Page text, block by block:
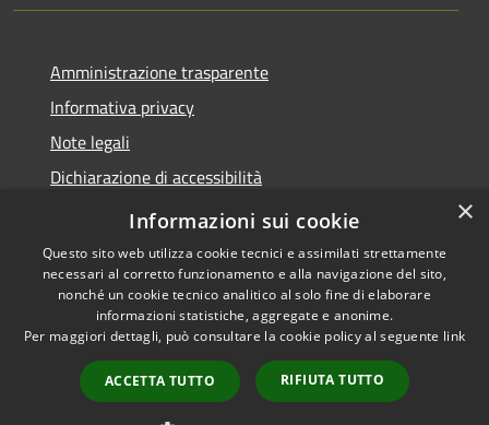
Amministrazione trasparente
Informativa privacy
Note legali
Dichiarazione di accessibilità
Privacy e protezione dei dati
Accessibilità
Copyright © 2026 • Comune di
Carini • Powered by
Municipium•
Accesso
redazione
×
Informazioni sui cookie
Questo sito web utilizza cookie tecnici e assimilati strettamente
necessari al corretto funzionamento e alla navigazione del sito,
nonché un cookie tecnico analitico al solo fine di elaborare
informazioni statistiche, aggregate e anonime.
Per maggiori dettagli, può consultare la cookie policy al seguente link
ACCETTA TUTTO RIFIUTA TUTTO